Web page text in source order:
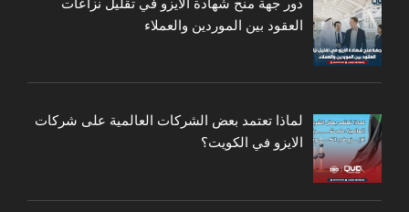
دور جهة منح شهادة الايزو في تقليل نزاعات
العقود بين الموردين والعملاء
لماذا تعتمد بعض الشركات العالمية على شركات
الايزو في الكويت؟